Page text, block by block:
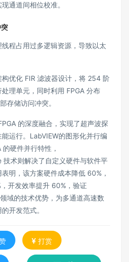
通道间相位校准。
线程占用过多逻辑资源，导致以太
构优化 FIR 滤波器设计，将 254 阶
理单元，同时利用 FPGA 分布
存储访问冲突。
的深度融合，实现了超声波探
运行。LabVIEW的图形化并行编
硬件并行特性，
术则解决了自定义硬件与软件平
明，该方案硬件成本降低 60%，
开发效率提升 60%，验证
域的技术优势，为多通道高速数
开发范式。
打赏